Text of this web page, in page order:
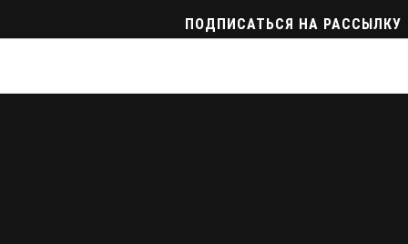
ПОДПИСАТЬСЯ НА РАССЫЛКУ